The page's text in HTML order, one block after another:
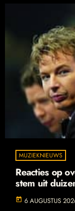
MUZIEKNIEUWS
Reacties op
stem uit
today 6 AUGUSTUS